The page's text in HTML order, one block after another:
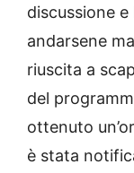
discussione
andarsene
riuscita a
del
ottenuto
è stata